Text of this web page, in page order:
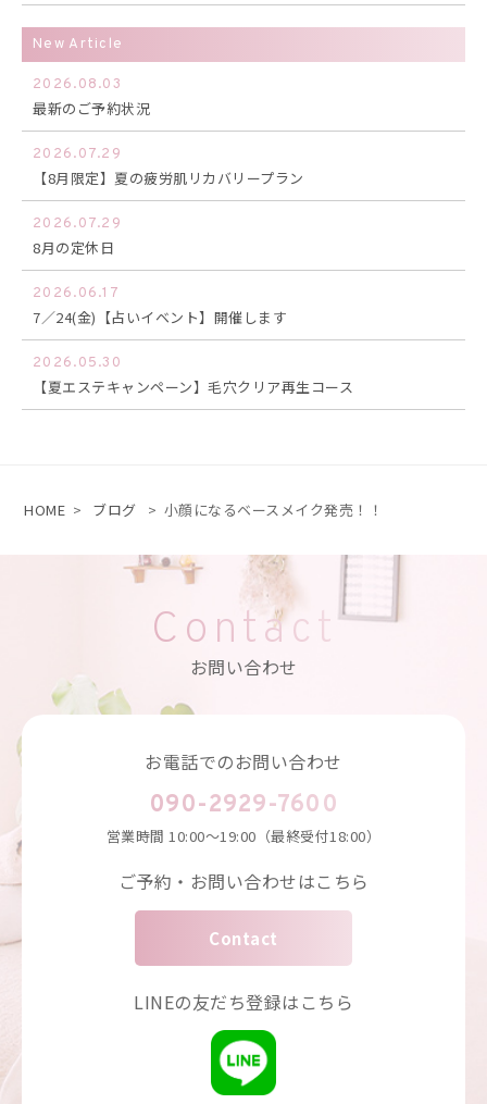
New Article
2026.08.03
最新のご予約状況
2026.07.29
【8月限定】夏の疲労肌リカバリープラン
2026.07.29
8月の定休日
2026.06.17
7／24(金)【占いイベント】開催します
2026.05.30
【夏エステキャンペーン】毛穴クリア再生コース
HOME > ブログ > 小顔になるベースメイク発売！！
Contact
お問い合わせ
お電話でのお問い合わせ
090-2929-7600
営業時間 10:00～19:00（最終受付18:00）
ご予約・お問い合わせはこちら
Contact
LINEの友だち登録はこちら